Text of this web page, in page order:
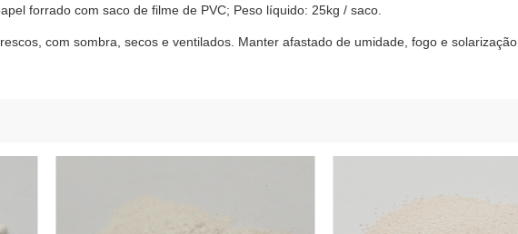
forrado com saco de filme de PVC; Peso líquido: 25kg / saco.
com sombra, secos e ventilados. Manter afastado de umidade, fogo e solarização.